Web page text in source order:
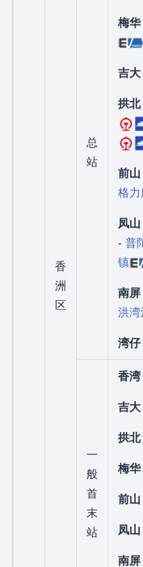
香
洲
区
总
站
梅华
吉大
拱北
前山
格力
凤山
- 普
镇
南屏
洪湾
湾仔
一
般
首
末
站
香湾
吉大
拱北
梅华
前山
凤山
南屏